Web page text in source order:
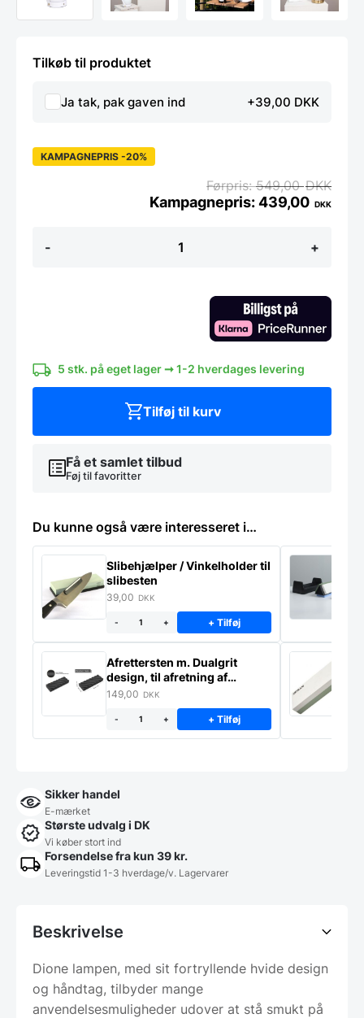
Tilkøb til produktet
Ja tak, pak gaven ind +39,00 DKK
-
portable
+
KAMPAGNEPRIS -20%
549,00DKK
439,00 DKK
5 stk. på eget lager ➞ 1-2 hverdages levering
Få et samlet tilbud
Føj til favoritter
Tilføj til kurv
Du kunne også være interesseret i…
Slibehjælper / Vinkelholder til
slibesten
39,00 DKK
- + + Tilføj
Afrettersten m. Dualgrit
design, til afretning af
slibesten
149,00 DKK
- + + Tilføj
Sikker handel
E-mærket
Største udvalg i DK
Vi køber stort ind
Forsendelse fra kun 39 kr.
Leveringstid 1-3 hverdage/v. Lagervarer
Beskrivelse
Dione lampen, med sit fortryllende hvide design
og håndtag, tilbyder mange
anvendelsesmuligheder udover at stå smukt på